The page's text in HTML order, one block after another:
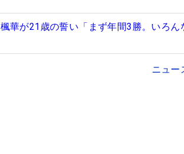
華が21歳の誓い「まず年間3勝。いろん
ニュー